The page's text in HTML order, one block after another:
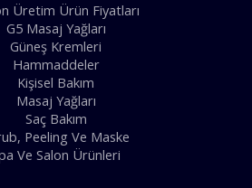
Üretim Ürün Fiyatları
G5 Masaj Yağları
Güneş Kremleri
Hammaddeler
Kişisel Bakım
Masaj Yağları
Saç Bakım
Peeling Ve Maske
Ve Salon Ürünleri